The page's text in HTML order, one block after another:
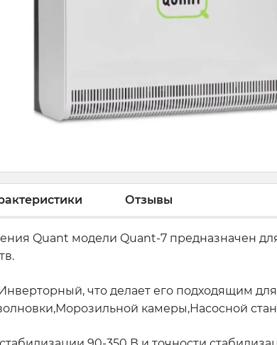
Отзывы
Quant модели Quant-7 предназначен
что делает его подходящим
камеры,Насосной